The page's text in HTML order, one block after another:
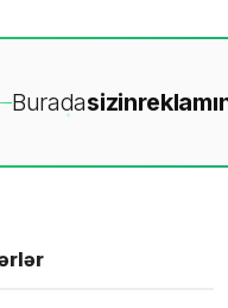
Buradasizin